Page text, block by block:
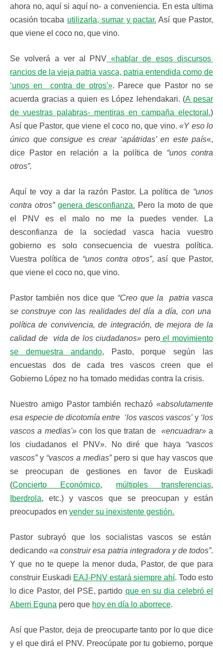
ahora no, aquí si aquí no- a conveniencia. En esta ultima
ocasión tocaba utilizarla, sumar y pactar. Así que Pastor,
que viene el coco no, que vino.
Se volverá a ver al PNV «hablar de esos discursos
rancios de la vieja patria vasca, patria entendida como de
‘unos en contra de otros'». Parece que Pastor no se
acuerda gracias a quien es López lehendakari. (A pesar
de vuestras palabras- mentiras en campaña electoral.)
Así que Pastor, que viene el coco no, que vino. «Y eso lo
único que consigue es crear ‘apátridas’ en este país«,
dice Pastor en relación a la política de “unos contra
otros”.
Aquí te voy a dar la razón Pastor. La política de “unos
contra otros” genera desconfianza. Pero la moto de que
el PNV es el malo no me la puedes vender. La
desconfianza de la sociedad vasca hacia vuestro
gobierno es solo consecuencia de vuestra política.
Vuestra política de “unos contra otros”, así que Pastor,
que viene el coco no, que vino.
Pastor también nos dice que “Creo que la patria vasca
se construye con las realidades del día a día, con una
política de convivencia, de integración, de mejora de la
calidad de vida de los ciudadanos» pero e l movimiento
se demuestra andando, Pasto, porque según las
encuestas dos de cada tres vascos creen que el
Gobierno López no ha tomado medidas contra la crisis.
Nuestro amigo Pastor también rechazó «absolutamente
esa especie de dicotomía entre ‘los vascos vascos’y ‘los
vascos a medias'»con los que tratan de «encuadrar»a
los ciudadanos el PNV». No diré que haya “vascos
vascos”y “vascos a medias”pero si que hay vascos que
se preocupan de gestiones en favor de Euskadi
(Concierto Económico, múltiples transferencias,
Iberdrola, etc.) y vascos que se preocupan y están
preocupados en vender su inexistente gestión.
Pastor subrayó que los socialistas vascos se están
dedicando«a construir esa patria integradora y de todos”.
Y que no te quepe la menor duda, Pastor, de que para
construir Euskadi EAJ-PNV estará siempre ahí. Todo esto
lo dice Pastor, del PSE, partido que en su dia celebró el
Aberri Eguna pero que hoy en día lo aborrece.
Así que Pastor, deja de preocuparte tanto por lo que dice
y el que dirá el PNV. Preocúpate por tu gobierno, porque